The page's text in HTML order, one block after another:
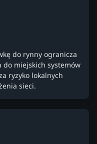
do rynny ogranicza
do miejskich systemów
ryzyko lokalnych
sieci.